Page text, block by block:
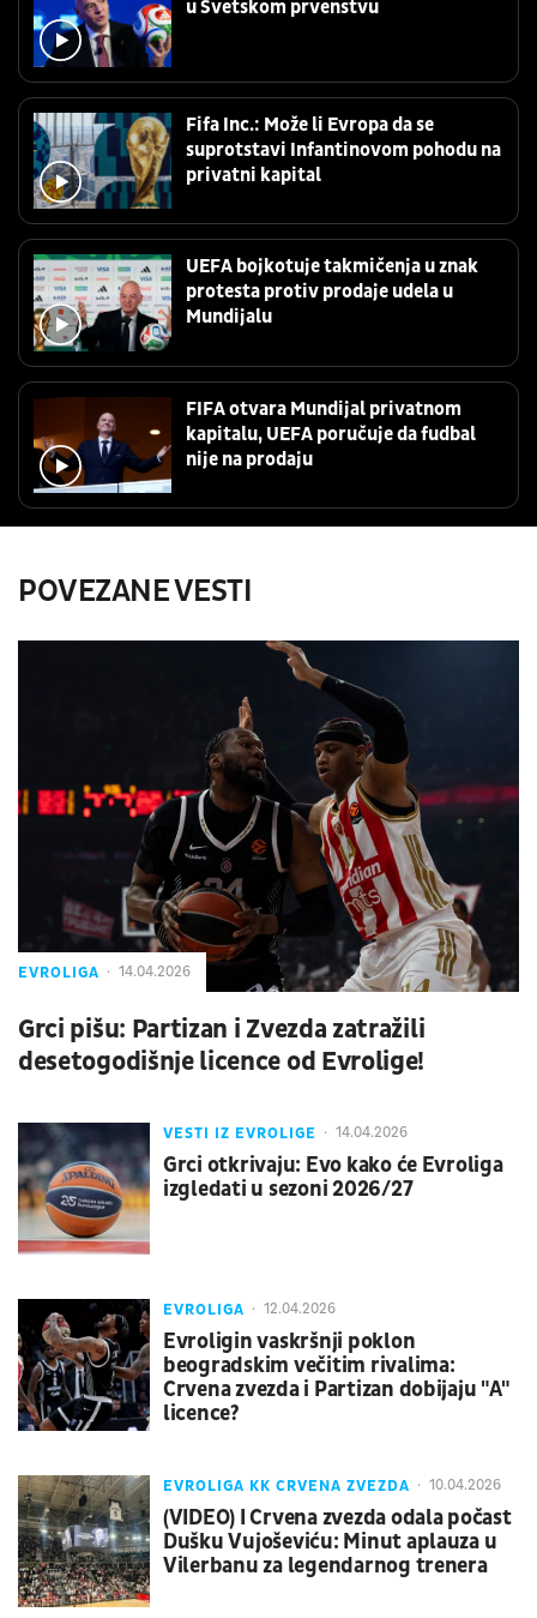
u Svetskom prvenstvu
Fifa Inc.: Može li Evropa da se
suprotstavi Infantinovom pohodu na
privatni kapital
UEFA bojkotuje takmičenja u znak
protesta protiv prodaje udela u
Mundijalu
FIFA otvara Mundijal privatnom
kapitalu, UEFA poručuje da fudbal
nije na prodaju
POVEZANE VESTI
EVROLIGA 14.04.2026
Grci pišu: Partizan i Zvezda zatražili
desetogodišnje licence od Evrolige!
VESTI IZ EVROLIGE 14.04.2026
Grci otkrivaju: Evo kako će Evroliga
izgledati u sezoni 2026/27
EVROLIGA 12.04.2026
Evroligin vaskršnji poklon
beogradskim večitim rivalima:
Crvena zvezda i Partizan dobijaju "A"
licence?
EVROLIGA KK CRVENA ZVEZDA 10.04.2026
(VIDEO) I Crvena zvezda odala počast
Dušku Vujoševiću: Minut aplauza u
Vilerbanu za legendarnog trenera